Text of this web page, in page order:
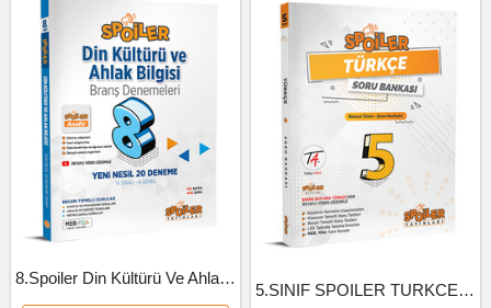
8.Spoiler Din Kültürü Ve Ahlak Bil Branş Deneme
5.SINIF SPOILER TURKCE SB 2022